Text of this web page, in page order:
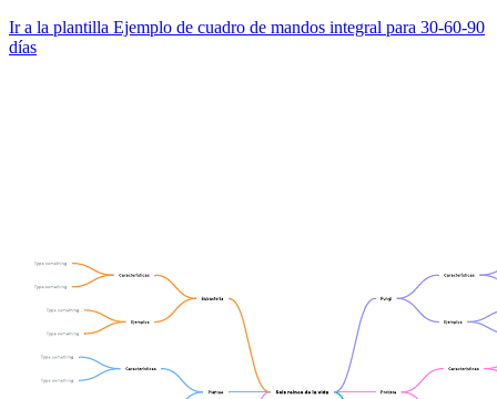
Ir a la plantilla Ejemplo de cuadro de mandos integral para 30-60-90
días